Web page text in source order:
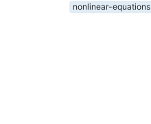
nonlinear-equations